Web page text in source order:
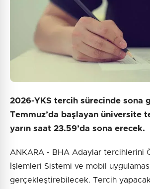
2026-YKS tercih sürecinde sona
Temmuz’da başlayan üniversite
yarın saat 23.59’da sona erecek.
ANKARA - BHA Adaylar tercihlerini
İşlemleri Sistemi ve mobil
gerçekleştirebilecek. Tercih